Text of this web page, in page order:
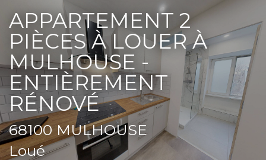
QUI SOMMES NOUS
VENTE
LOCATION
GESTION
TRANSACTION
Estimation
SYNDIC
ActuCopro
APPARTEMENT 2
PIÈCES À LOUER À
MULHOUSE -
ENTIÈREMENT
RÉNOVÉ
68100 MULHOUSE
Loué